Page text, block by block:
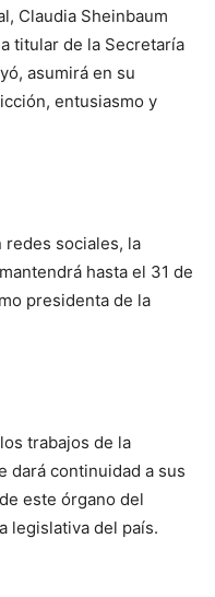
Claudia Sheinbaum
titular de la Secretaría
asumirá en su
entusiasmo y
redes sociales, la
hasta el 31 de
presidenta de la
trabajos de la
dará continuidad a sus
este órgano del
legislativa del país.